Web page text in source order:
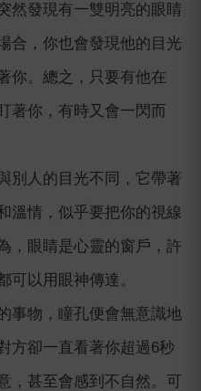
然發現有一雙明亮的眼睛
合，你也會發現他的目光
你。總之，只要有他在
著你，有時又會一閃而
別人的目光不同，它帶著
溫情，似乎要把你的視線
，眼睛是心靈的窗戶，許
可以用眼神傳達。
事物，瞳孔便會無意識地
方卻一直看著你超過6秒
，甚至會感到不自然。可